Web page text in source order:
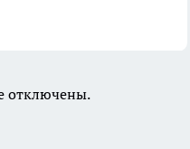
отключены.